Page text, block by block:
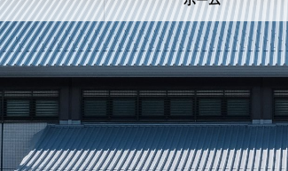
キ
ッ
プ
に
移
動